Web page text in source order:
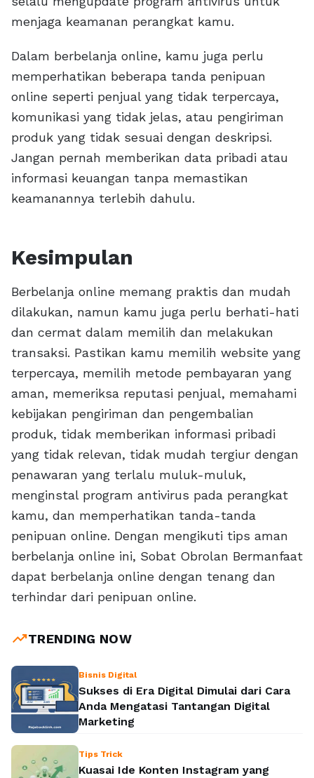
menjaga keamanan perangkat kamu.
Dalam berbelanja online, kamu juga perlu
memperhatikan beberapa tanda penipuan
online seperti penjual yang tidak terpercaya,
komunikasi yang tidak jelas, atau pengiriman
produk yang tidak sesuai dengan deskripsi.
Jangan pernah memberikan data pribadi atau
informasi keuangan tanpa memastikan
keamanannya terlebih dahulu.
Kesimpulan
Berbelanja online memang praktis dan mudah
dilakukan, namun kamu juga perlu berhati-hati
dan cermat dalam memilih dan melakukan
transaksi. Pastikan kamu memilih website yang
terpercaya, memilih metode pembayaran yang
aman, memeriksa reputasi penjual, memahami
kebijakan pengiriman dan pengembalian
produk, tidak memberikan informasi pribadi
yang tidak relevan, tidak mudah tergiur dengan
penawaran yang terlalu muluk-muluk,
menginstal program antivirus pada perangkat
kamu, dan memperhatikan tanda-tanda
penipuan online. Dengan mengikuti tips aman
berbelanja online ini, Sobat Obrolan Bermanfaat
dapat berbelanja online dengan tenang dan
terhindar dari penipuan online.
trending_upTRENDING NOW
Bisnis Digital
Sukses di Era Digital Dimulai dari Cara
Anda Mengatasi Tantangan Digital
Marketing
Tips Trick
Kuasai Ide Konten Instagram yang